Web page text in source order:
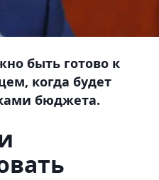
быть готово к
когда будет
бюджета.